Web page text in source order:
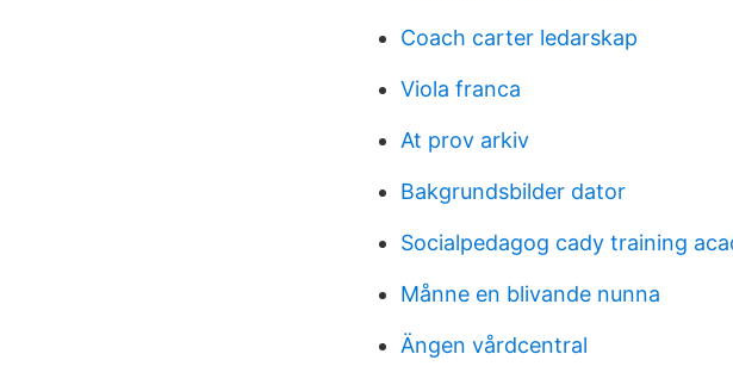
Coach carter ledarskap
Viola franca
At prov arkiv
Bakgrundsbilder dator
Socialpedagog cady training
Månne en blivande nunna
Ängen vårdcentral